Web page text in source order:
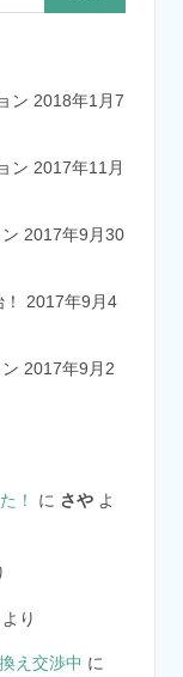
ン 2018年1月7
ン 2017年11月
2017年9月30
2017年9月4
2017年9月2
！ に さやよ
り
え交渉中 に